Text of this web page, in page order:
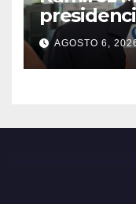
respeta
AGOSTO 6,